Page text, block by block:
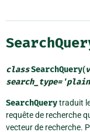
classSearchQuery(
search_type=
SearchQuerytraduit
requête de recherche
vecteur de recherche.